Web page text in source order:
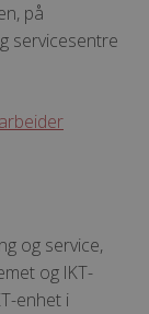
på
servicesentre
og service,
og IKT-
enhet i